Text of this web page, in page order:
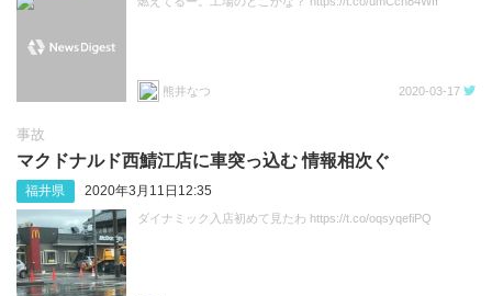
熊井なつ 2020-03-17
事故
マクドナルド西鯖江店に車突っ込む 情報相次ぐ
福井県 2020年3月11日12:35
ダイナミック入店初めて見たわ https://t.co/oqsyqefiPQ